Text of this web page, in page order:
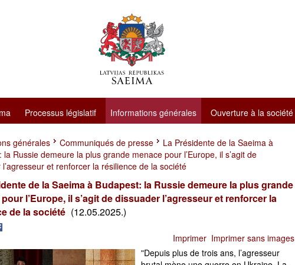
Processus législatif Informations générales Ouverture à la société
générales Communiqués de presse
La Présidente de la Saeima à
la Russie demeure la plus grande menace pour l’Europe, il s’agit de
et renforcer la résilience de la société
de la Saeima à Budapest: la Russie demeure la plus grande
l’Europe, il s’agit de dissuader l’agresseur et renforcer la
de la société (12.05.2025.)
Imprimer Imprimer sans images
ʺDepuis plus de trois ans, l’agresseur